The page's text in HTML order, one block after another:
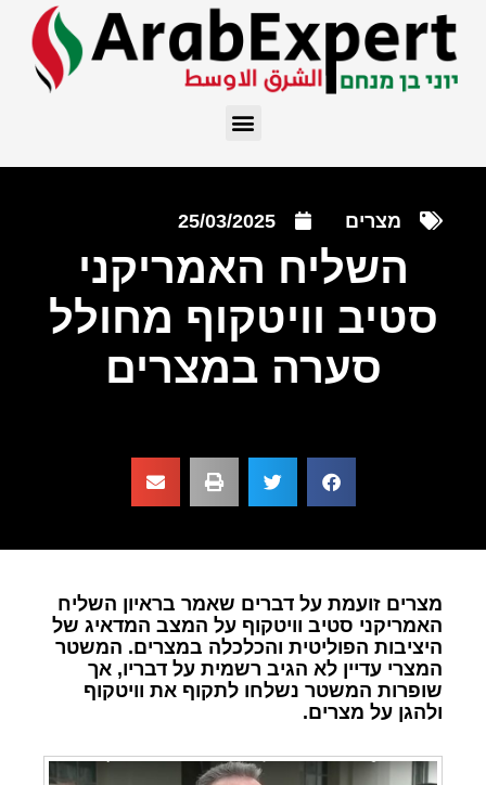
מצרים 25/03/2025
השליח האמריקני
סטיב וויטקוף מחולל
סערה במצרים
מצרים זועמת על דברים שאמר בראיון השליח
האמריקני סטיב וויטקוף על המצב המדאיג של
היציבות הפוליטית והכלכלה במצרים. המשטר
המצרי עדיין לא הגיב רשמית על דבריו, אך
שופרות המשטר נשלחו לתקוף את וויטקוף
ולהגן על מצרים.